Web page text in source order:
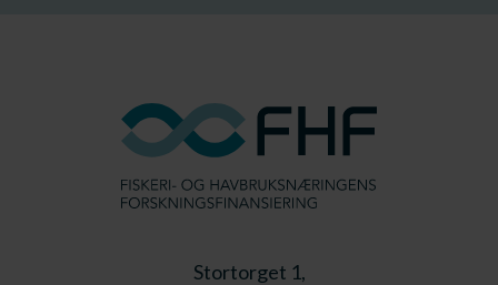
Stortorget 1,